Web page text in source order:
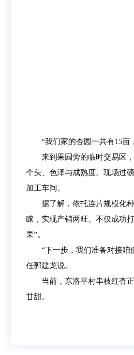
“我们家的杏园一共有15
来到果园旁的临时交易区
个头、色泽与成熟度。现场过
加工车间。
据了解，依托连片规模化
睐，实现产销两旺。不仅成功
果”。
“下一步，我们准备对接
任郭建龙说。
当前，东洛平村串枝红杏
甘甜。